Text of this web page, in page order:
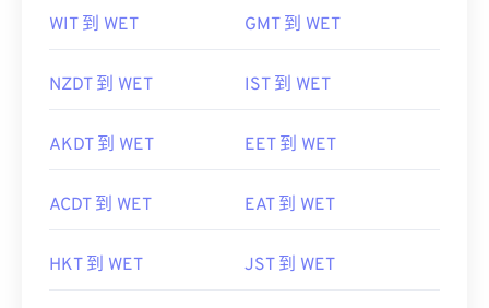
WIT 到 WET GMT 到 WET
NZDT 到 WET IST 到 WET
AKDT 到 WET EET 到 WET
ACDT 到 WET EAT 到 WET
HKT 到 WET JST 到 WET